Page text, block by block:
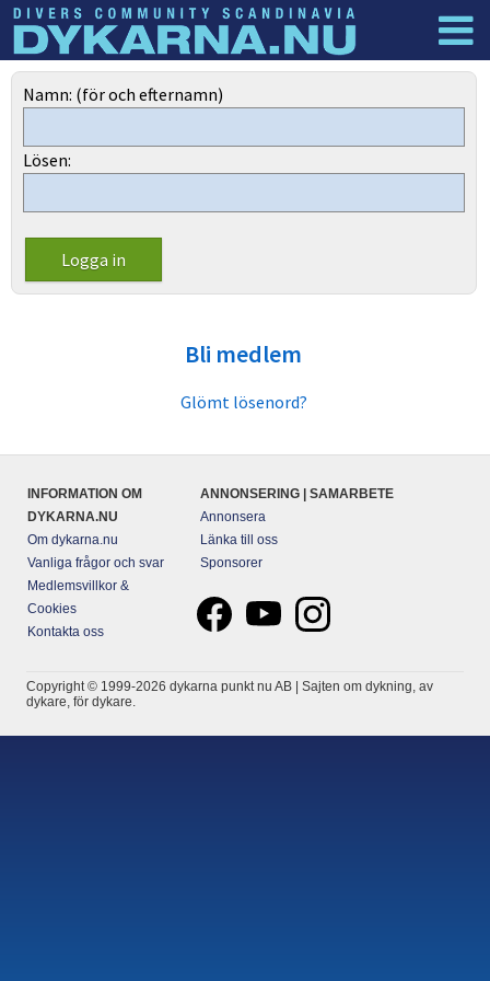
Dyknyheter
Namn: (för och efternamn)
Lösen:
Bli medlem
Glömt lösenord?
INFORMATION OM
DYKARNA.NU
Om dykarna.nu
Vanliga frågor och svar
Medlemsvillkor &
Cookies
Kontakta oss
ANNONSERING | SAMARBETE
Annonsera
Länka till oss
Sponsorer
Copyright © 1999-2026 dykarna punkt nu AB | Sajten om dykning, av
dykare, för dykare.